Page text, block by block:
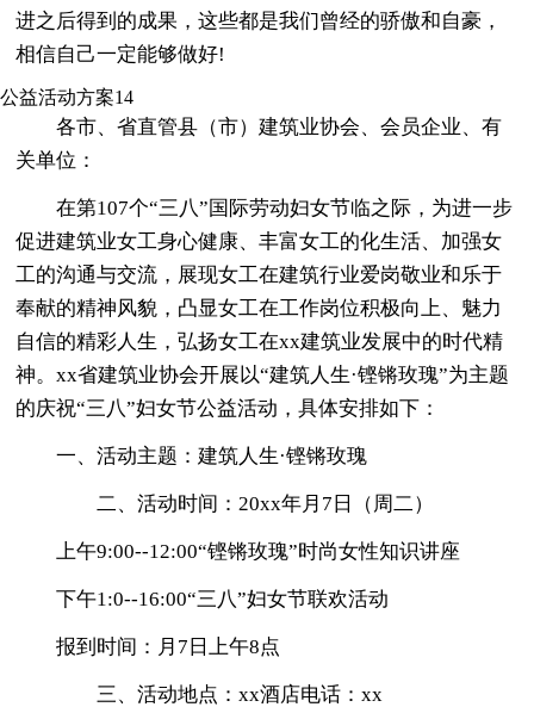
进之后得到的成果，这些都是我们曾经的骄傲和自豪，
相信自己一定能够做好!
公益活动方案14
各市、省直管县（市）建筑业协会、会员企业、有
关单位：
在第107个“三八”国际劳动妇女节临之际，为进一步
促进建筑业女工身心健康、丰富女工的化生活、加强女
工的沟通与交流，展现女工在建筑行业爱岗敬业和乐于
奉献的精神风貌，凸显女工在工作岗位积极向上、魅力
自信的精彩人生，弘扬女工在xx建筑业发展中的时代精
神。xx省建筑业协会开展以“建筑人生·铿锵玫瑰”为主题
的庆祝“三八”妇女节公益活动，具体安排如下：
一、活动主题：建筑人生·铿锵玫瑰
二、活动时间：20xx年月7日（周二）
上午9:00--12:00“铿锵玫瑰”时尚女性知识讲座
下午1:0--16:00“三八”妇女节联欢活动
报到时间：月7日上午8点
三、活动地点：xx酒店电话：xx